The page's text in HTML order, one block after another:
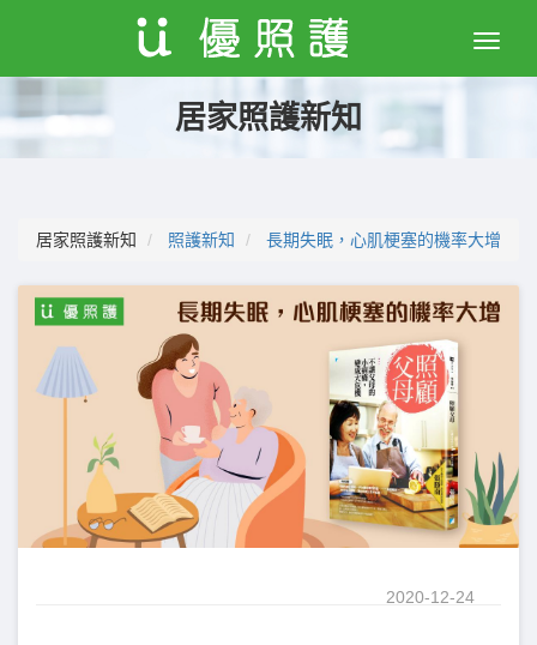
Toggle
居家照護新知
居家照護新知 照護新知 長期失眠，心肌梗塞的機率大增
2020-12-24